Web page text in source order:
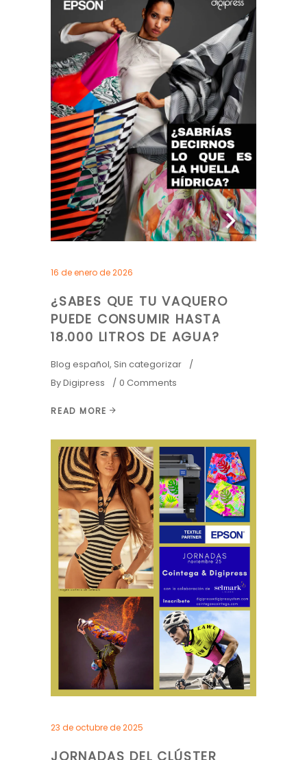
16 de enero de 2026
¿SABES QUE TU VAQUERO
PUEDE CONSUMIR HASTA
18.000 LITROS DE AGUA?
Blog español, Sin categorizar
ByDigipress 0 Comments
READ MORE
23 de octubre de 2025
JORNADAS DEL CLÚSTER